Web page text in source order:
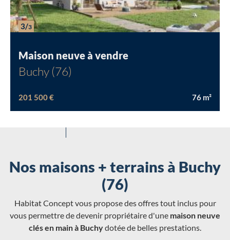
3/3
Maison neuve à vendre
Buchy (76)
201 500 € 76 m²
Nos maisons + terrains à Buchy
(76)
Habitat Concept vous propose des offres tout inclus pour
vous permettre de devenir propriétaire d'une maison neuve
clés en main à Buchydotée de belles prestations.